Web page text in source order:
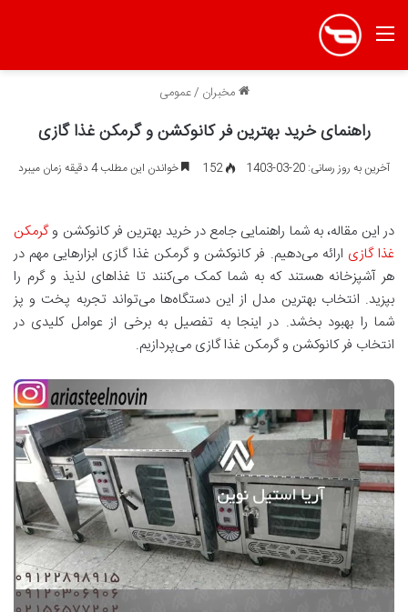
منو
مخبران /عمومی
راهنمای خرید بهترین فر کانوکشن و گرمکن غذا گازی
آخرین به روز رسانی: 20-03-1403 152 خواندن این مطلب 4 دقیقه زمان میبرد
در این مقاله، به شما راهنمایی جامع در خرید بهترین فر کانوکشن وگرمکن
غذا گازی ارائه می‌دهیم. فر کانوکشن و گرمکن غذا گازی ابزارهایی مهم در
هر آشپزخانه هستند که به شما کمک می‌کنند تا غذاهای لذیذ و گرم را
بپزید. انتخاب بهترین مدل از این دستگاه‌ها می‌تواند تجربه پخت و پز
شما را بهبود بخشد. در اینجا به تفصیل به برخی از عوامل کلیدی در
انتخاب فر کانوکشن و گرمکن غذا گازی می‌پردازیم.